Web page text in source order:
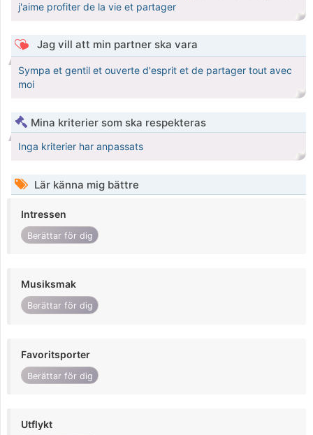
j'aime profiter de la vie et partager
Jag vill att min partner ska vara
Sympa et gentil et ouverte d'esprit et de partager tout avec
moi
Mina kriterier som ska respekteras
Inga kriterier har anpassats
Lär känna mig bättre
Intressen
Berättar för dig
Musiksmak
Berättar för dig
Favoritsporter
Berättar för dig
Utflykt